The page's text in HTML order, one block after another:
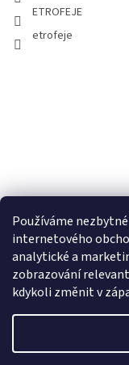
Používáme
internetového
analytické a
zobrazování
kdykoli změnit v
ETROFEJE
etrofeje